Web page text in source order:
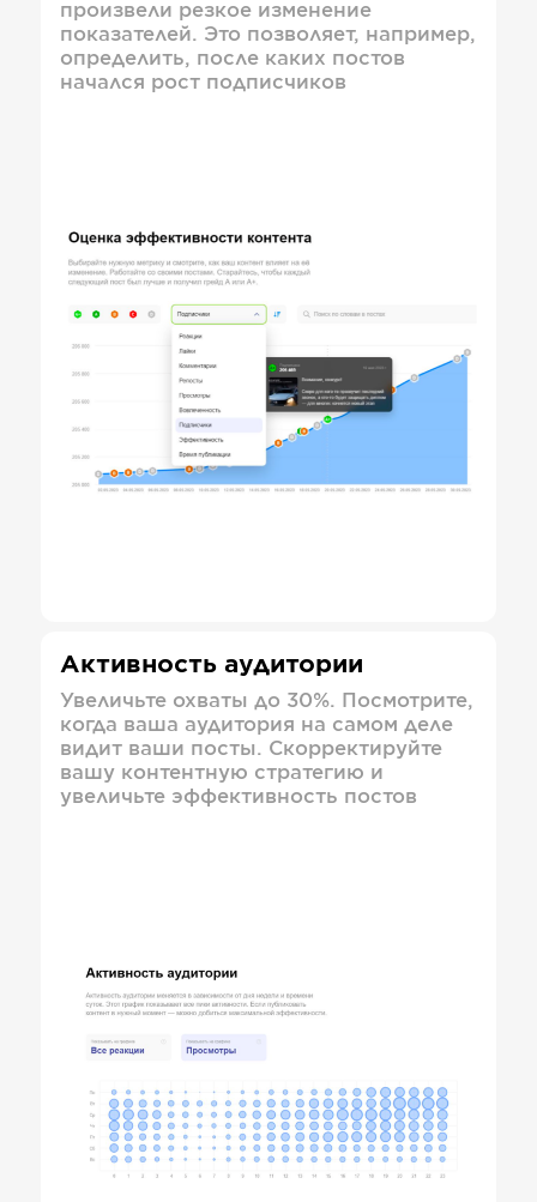
произвели резкое изменение
показателей. Это позволяет, например,
определить, после каких постов
начался рост подписчиков
Активность аудитории
Увеличьте охваты до 30%. Посмотрите,
когда ваша аудитория на самом деле
видит ваши посты. Скорректируйте
вашу контентную стратегию и
увеличьте эффективность постов